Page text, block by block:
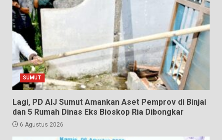
SUMUT
Lagi, PD AIJ Sumut Amankan Aset Pemprov di Binjai
dan 5 Rumah Dinas Eks Bioskop Ria Dibongkar
6 Agustus 2026